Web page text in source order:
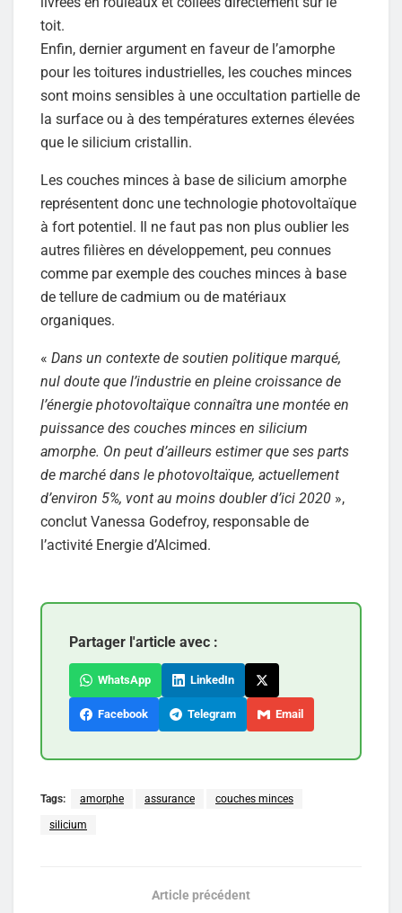
toit.
Enfin, dernier argument en faveur de l’amorphe
pour les toitures industrielles, les couches minces
sont moins sensibles à une occultation partielle de
la surface ou à des températures externes élevées
que le silicium cristallin.
Les couches minces à base de silicium amorphe
représentent donc une technologie photovoltaïque
à fort potentiel. Il ne faut pas non plus oublier les
autres filières en développement, peu connues
comme par exemple des couches minces à base
de tellure de cadmium ou de matériaux
organiques.
« Dans un contexte de soutien politique marqué,
nul doute que l’industrie en pleine croissance de
l’énergie photovoltaïque connaîtra une montée en
puissance des couches minces en silicium
amorphe. On peut d’ailleurs estimer que ses parts
de marché dans le photovoltaïque, actuellement
d’environ 5%, vont au moins doubler d’ici 2020 »,
conclut Vanessa Godefroy, responsable de
l’activité Energie d’Alcimed.
Partager l'article avec :
WhatsApp LinkedIn
Facebook Telegram Email
Tags: amorphe assurance couches minces
silicium
Article précédent